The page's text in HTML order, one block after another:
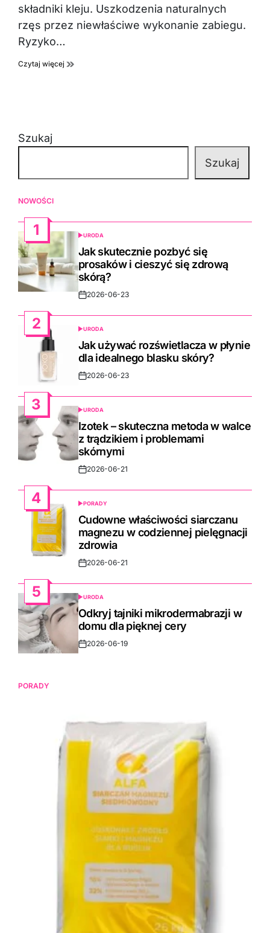
składniki kleju. Uszkodzenia naturalnych
rzęs przez niewłaściwe wykonanie zabiegu.
Ryzyko…
Czytaj więcej
Szukaj
Szukaj
NOWOŚCI
1
POSTED
IN
URODA
Jak skutecznie pozbyć się
prosaków i cieszyć się zdrową
skórą?
Post2026-06-23
2
POSTED
IN
URODA
Jak używać rozświetlacza w płynie
dla idealnego blasku skóry?
Post2026-06-23
3
POSTED
IN
URODA
Izotek – skuteczna metoda w walce
z trądzikiem i problemami
skórnymi
Post2026-06-21
4
POSTED
IN
PORADY
Cudowne właściwości siarczanu
magnezu w codziennej pielęgnacji
zdrowia
Post2026-06-21
5
POSTED
IN
URODA
Odkryj tajniki mikrodermabrazji w
domu dla pięknej cery
Post2026-06-19
PORADY